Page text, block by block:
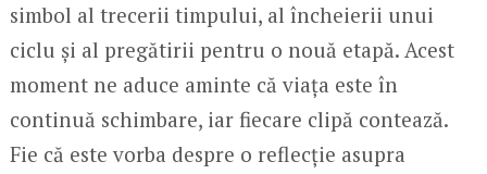
simbol al trecerii timpului, al încheierii unui
ciclu și al pregătirii pentru o nouă etapă. Acest
moment ne aduce aminte că viața este în
continuă schimbare, iar fiecare clipă contează.
Fie că este vorba despre o reflecție asupra